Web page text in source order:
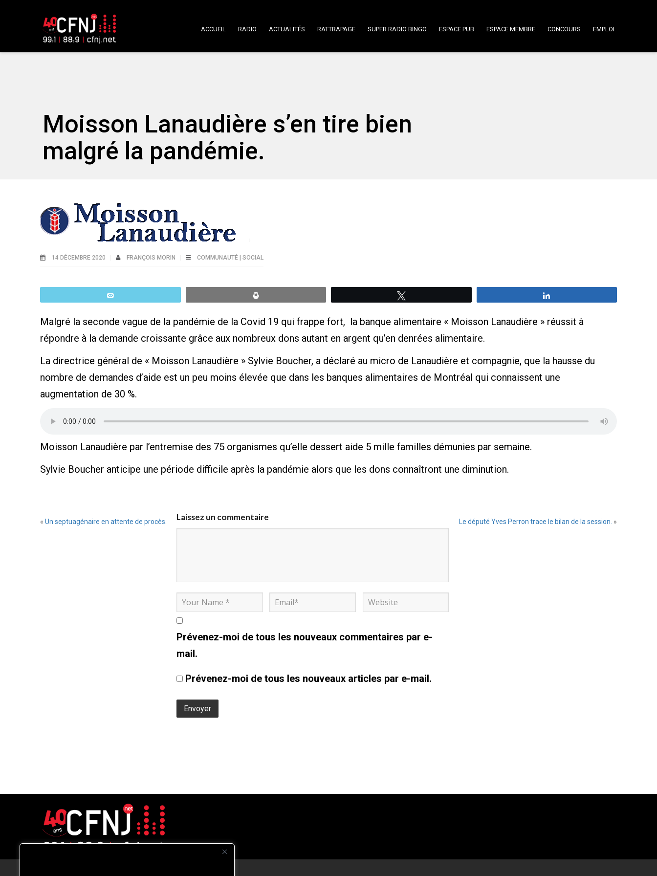
ACCUEIL RADIO ACTUALITÉS RATTRAPAGE SUPER RADIO BINGO ESPACE PUB ESPACE MEMBRE CONCOURS EMPLOI
Moisson Lanaudière s’en tire bien
malgré la pandémie.
14 DÉCEMBRE 2020 FRANÇOIS MORIN COMMUNAUTÉ | SOCIAL
Malgré la seconde vague de la pandémie de la Covid 19 qui frappe fort, la banque alimentaire « Moisson Lanaudière » réussit à
répondre à la demande croissante grâce aux nombreux dons autant en argent qu’en denrées alimentaire.
La directrice général de « Moisson Lanaudière » Sylvie Boucher, a déclaré au micro de Lanaudière et compagnie, que la hausse du
nombre de demandes d’aide est un peu moins élevée que dans les banques alimentaires de Montréal qui connaissent une
augmentation de 30 %.
Moisson Lanaudière par l’entremise des 75 organismes qu’elle dessert aide 5 mille familles démunies par semaine.
Sylvie Boucher anticipe une période difficile après la pandémie alors que les dons connaîtront une diminution.
« Un septuagénaire en attente de procès. Le député Yves Perron trace le bilan de la session. »
Laissez un commentaire
Prévenez-moi de tous les nouveaux commentaires par e-
mail.
Prévenez-moi de tous les nouveaux articles par e-mail.